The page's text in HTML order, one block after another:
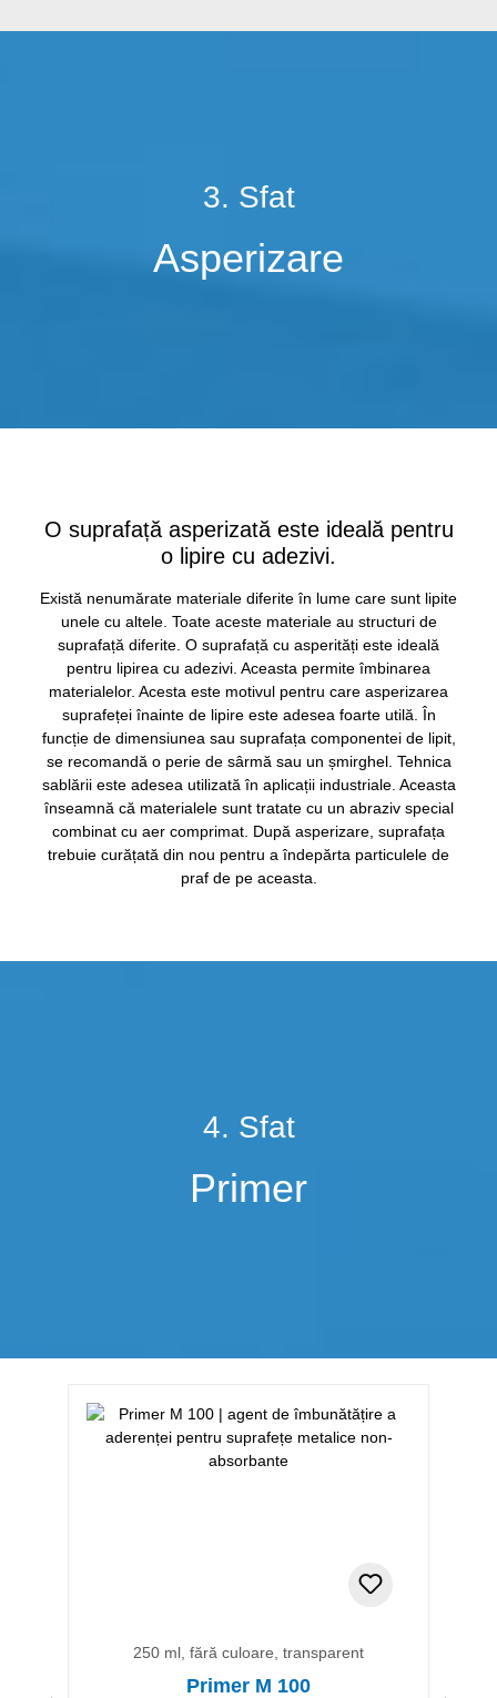
3. Sfat
Asperizare
O suprafață asperizată este ideală pentru
o lipire cu adezivi.
Există nenumărate materiale diferite în lume care sunt lipite
unele cu altele. Toate aceste materiale au structuri de
suprafață diferite. O suprafață cu asperități este ideală
pentru lipirea cu adezivi. Aceasta permite îmbinarea
materialelor. Acesta este motivul pentru care asperizarea
suprafeței înainte de lipire este adesea foarte utilă. În
funcție de dimensiunea sau suprafața componentei de lipit,
se recomandă o perie de sârmă sau un șmirghel. Tehnica
sablării este adesea utilizată în aplicații industriale. Aceasta
înseamnă că materialele sunt tratate cu un abraziv special
combinat cu aer comprimat. După asperizare, suprafața
trebuie curățată din nou pentru a îndepărta particulele de
praf de pe aceasta.
4. Sfat
Primer
250 ml, fără culoare, transparent
Primer M 100